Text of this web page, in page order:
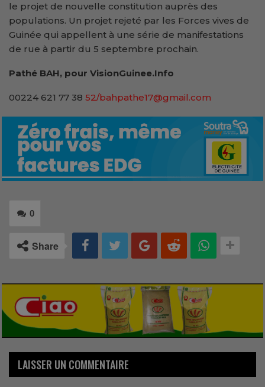
le projet de nouvelle constitution auprès des
populations. Un projet rejeté par les Forces vives de
Guinée qui appellent à une série de manifestations
de rue à partir du 5 septembre prochain.
Pathé BAH, pour VisionGuinee.Info
00224 621 77 38 52/bahpathe17@gmail.com
0
Share
LAISSER UN COMMENTAIRE